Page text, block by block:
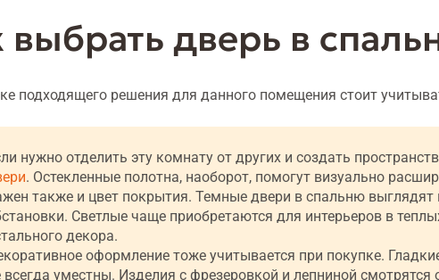
выбрать дверь в
подходящего решения для данного помещения стоит
нужно отделить эту комнату от других и создать
. Остекленные полотна, наоборот, помогут визуально
также и цвет покрытия. Темные двери в спальню
Светлые чаще приобретаются для интерьеров в
декора.
оформление тоже учитывается при покупке.
всегда уместны. Изделия с фрезеровкой и лепниной